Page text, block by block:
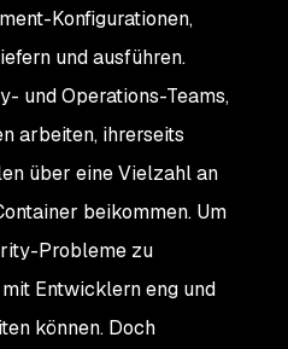
Konfigurationen,
und ausführen.
und Operations-Teams,
arbeiten, ihrerseits
über eine Vielzahl an
beikommen. Um
Probleme zu
Entwicklern eng und
können. Doch